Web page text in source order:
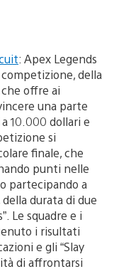
: Apex Legends
della
offre ai
una parte
10.000 dollari e
si
finale, che
punti nelle
partecipando a
durata di due
Le squadre e i
i risultati
e gli “Slay
di affrontarsi